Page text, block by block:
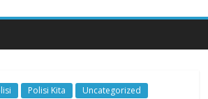
Polisi Kita Uncategorized